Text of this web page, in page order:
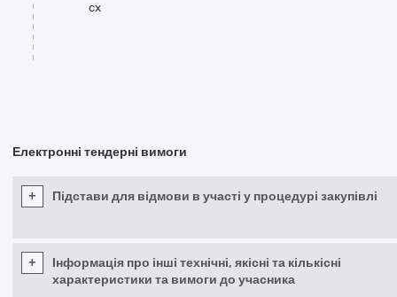
cx
Електронні тендерні вимоги
+ Підстави для відмови в участі у процедурі закупівлі
+
Інформація про інші технічні, якісні та кількісні
характеристики та вимоги до учасника